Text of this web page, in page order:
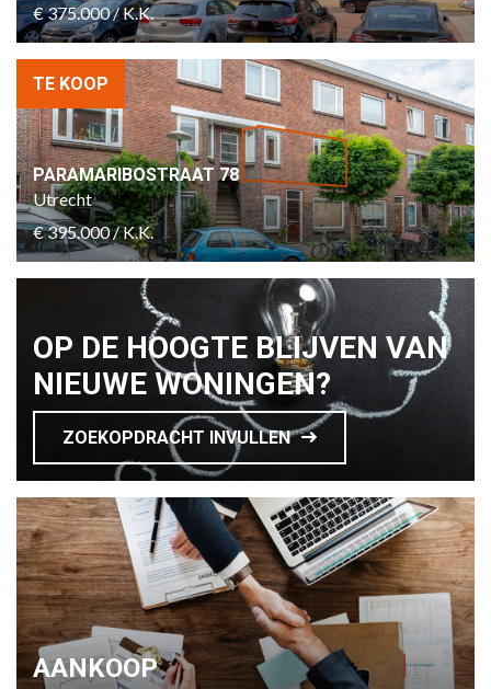
€ 375.000 / K.K.
TE KOOP
PARAMARIBOSTRAAT 78
Utrecht
€ 395.000 / K.K.
OP DE HOOGTE BLIJVEN VAN
NIEUWE WONINGEN?
ZOEKOPDRACHT INVULLEN
AANKOOP